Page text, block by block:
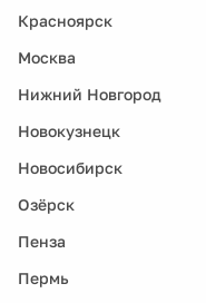
Красноярск
Москва
Нижний Новгород
Новокузнецк
Новосибирск
Озёрск
Пенза
Пермь